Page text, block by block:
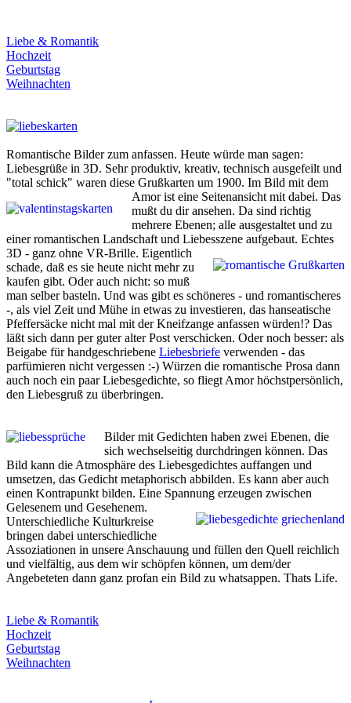
Liebe & Romantik
Hochzeit
Geburtstag
Weihnachten
Romantische Bilder zum anfassen. Heute würde man sagen:
Liebesgrüße in 3D. Sehr produktiv, kreativ, technisch ausgefeilt und
"total schick" waren diese Grußkarten um 1900. Im Bild mit dem
Amor ist eine Seitenansicht mit dabei. Das
mußt du dir ansehen. Da sind richtig
mehrere Ebenen; alle ausgestaltet und zu
einer romantischen Landschaft und Liebesszene aufgebaut. Echtes
3D - ganz ohne VR-Brille. Eigentlich
schade, daß es sie heute nicht mehr zu
kaufen gibt. Oder auch nicht: so muß
man selber basteln. Und was gibt es schöneres - und romantischeres
-, als viel Zeit und Mühe in etwas zu investieren, das hanseatische
Pfeffersäcke nicht mal mit der Kneifzange anfassen würden!? Das
läßt sich dann per guter alter Post verschicken. Oder noch besser: als
Beigabe für handgeschriebene Liebesbriefe verwenden - das
parfümieren nicht vergessen :-) Würzen die romantische Prosa dann
auch noch ein paar Liebesgedichte, so fliegt Amor höchstpersönlich,
den Liebesgruß zu überbringen.
Bilder mit Gedichten haben zwei Ebenen, die
sich wechselseitig durchdringen können. Das
Bild kann die Atmosphäre des Liebesgedichtes auffangen und
umsetzen, das Gedicht metaphorisch abbilden. Es kann aber auch
einen Kontrapunkt bilden. Eine Spannung erzeugen zwischen
Gelesenem und Gesehenem.
Unterschiedliche Kulturkreise
bringen dabei unterschiedliche
Assoziationen in unsere Anschauung und füllen den Quell reichlich
und vielfältig, aus dem wir schöpfen können, um dem/der
Angebeteten dann ganz profan ein Bild zu whatsappen. Thats Life.
Liebe & Romantik
Hochzeit
Geburtstag
Weihnachten